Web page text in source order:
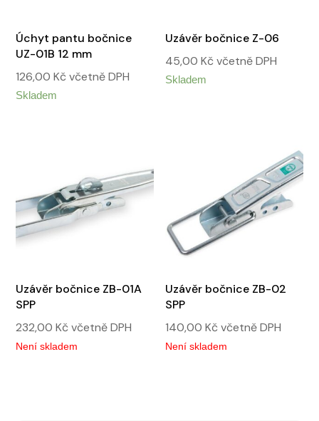
Úchyt pantu bočnice
UZ-01B 12 mm
126,00Kč včetně DPH
Skladem
Uzávěr bočnice Z-06
45,00Kč včetně DPH
Skladem
Uzávěr bočnice ZB-01A
SPP
232,00Kč včetně DPH
Není skladem
Uzávěr bočnice ZB-02
SPP
140,00Kč včetně DPH
Není skladem